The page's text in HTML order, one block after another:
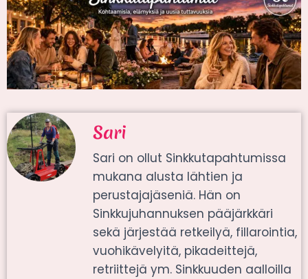
Sari
Sari on ollut Sinkkutapahtumissa
mukana alusta lähtien ja
perustajajäseniä. Hän on
Sinkkujuhannuksen pääjärkkäri
sekä järjestää retkeilyä, fillarointia,
vuohikävelyitä, pikadeittejä,
retriittejä ym. Sinkkuuden aalloilla